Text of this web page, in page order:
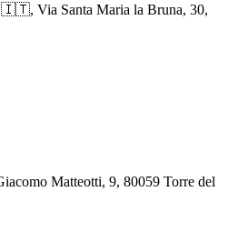
Via Santa Maria la Bruna, 30,
Matteotti, 9, 80059 Torre del